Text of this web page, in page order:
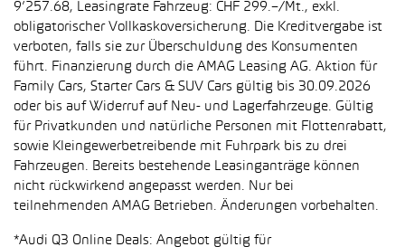
9’257.68, Leasingrate Fahrzeug: CHF 299.–/Mt., exkl.
obligatorischer Vollkaskoversicherung. Die Kreditvergabe ist
verboten, falls sie zur Überschuldung des Konsumenten
führt. Finanzierung durch die AMAG Leasing AG. Aktion für
Family Cars, Starter Cars & SUV Cars gültig bis 30.09.2026
oder bis auf Widerruf auf Neu- und Lagerfahrzeuge. Gültig
für Privatkunden und natürliche Personen mit Flottenrabatt,
sowie Kleingewerbetreibende mit Fuhrpark bis zu drei
Fahrzeugen. Bereits bestehende Leasinganträge können
nicht rückwirkend angepasst werden. Nur bei
teilnehmenden AMAG Betrieben. Änderungen vorbehalten.
*Audi Q3 Online Deals: Angebot gültig für